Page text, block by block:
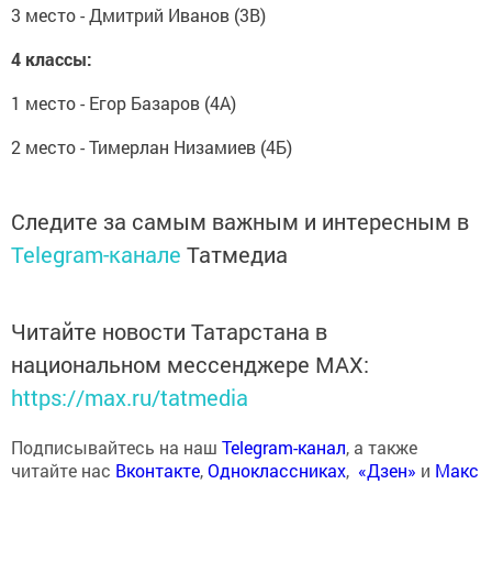
3 место - Дмитрий Иванов (3В)
4 классы:
1 место - Егор Базаров (4А)
2 место - Тимерлан Низамиев (4Б)
Следите за самым важным и интересным в
Telegram-канале Татмедиа
Читайте новости Татарстана в
национальном мессенджере MАХ:
https://max.ru/tatmedia
Подписывайтесь на наш Telegram-канал, а также
читайте нас Вконтакте,Одноклассниках, «Дзен» и Макс